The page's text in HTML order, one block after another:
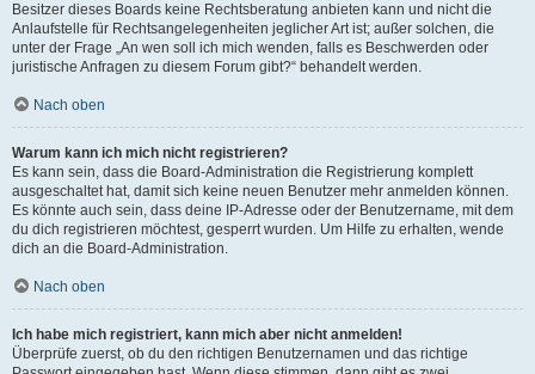
Besitzer dieses Boards keine Rechtsberatung anbieten kann und nicht die
Anlaufstelle für Rechtsangelegenheiten jeglicher Art ist; außer solchen, die
unter der Frage „An wen soll ich mich wenden, falls es Beschwerden oder
juristische Anfragen zu diesem Forum gibt?“ behandelt werden.
Nach oben
Warum kann ich mich nicht registrieren?
Es kann sein, dass die Board-Administration die Registrierung komplett
ausgeschaltet hat, damit sich keine neuen Benutzer mehr anmelden können.
Es könnte auch sein, dass deine IP-Adresse oder der Benutzername, mit dem
du dich registrieren möchtest, gesperrt wurden. Um Hilfe zu erhalten, wende
dich an die Board-Administration.
Nach oben
Ich habe mich registriert, kann mich aber nicht anmelden!
Überprüfe zuerst, ob du den richtigen Benutzernamen und das richtige